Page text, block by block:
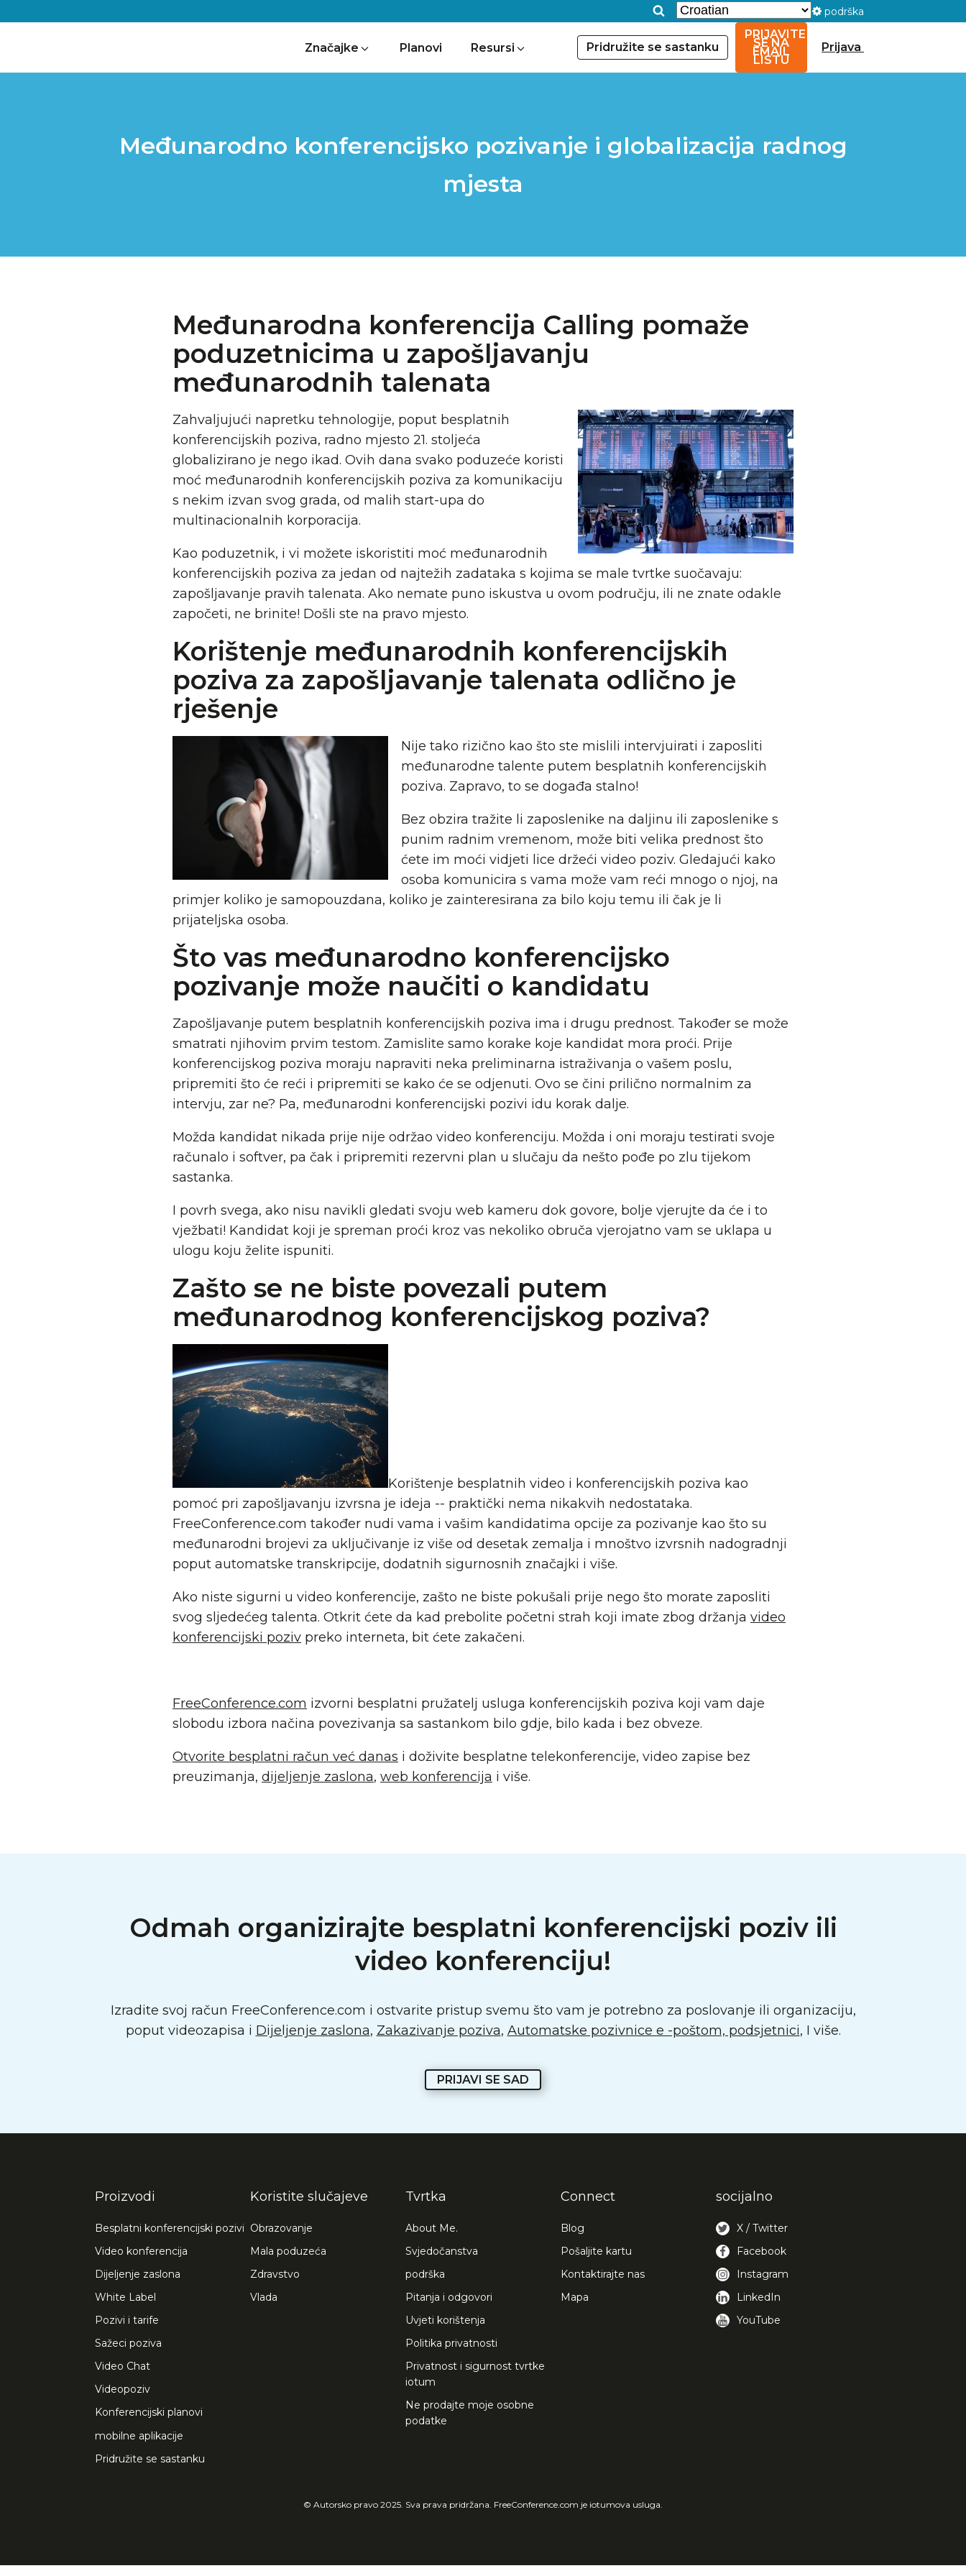
podrška
Značajke Planovi Resursi Pridružite se sastanku
PRIJAVITE
SE NA
EMAIL
LISTU
Prijava
Međunarodno konferencijsko pozivanje i globalizacija radnog
mjesta
Međunarodna konferencija Calling pomaže
poduzetnicima u zapošljavanju
međunarodnih talenata
Zahvaljujući napretku tehnologije, poput besplatnih
konferencijskih poziva, radno mjesto 21. stoljeća
globalizirano je nego ikad. Ovih dana svako poduzeće koristi
moć međunarodnih konferencijskih poziva za komunikaciju
s nekim izvan svog grada, od malih start-upa do
multinacionalnih korporacija.
Kao poduzetnik, i vi možete iskoristiti moć međunarodnih
konferencijskih poziva za jedan od najtežih zadataka s kojima se male tvrtke suočavaju:
zapošljavanje pravih talenata. Ako nemate puno iskustva u ovom području, ili ne znate odakle
započeti, ne brinite! Došli ste na pravo mjesto.
Korištenje međunarodnih konferencijskih
poziva za zapošljavanje talenata odlično je
rješenje
Nije tako rizično kao što ste mislili intervjuirati i zaposliti
međunarodne talente putem besplatnih konferencijskih
poziva. Zapravo, to se događa stalno!
Bez obzira tražite li zaposlenike na daljinu ili zaposlenike s
punim radnim vremenom, može biti velika prednost što
ćete im moći vidjeti lice držeći video poziv. Gledajući kako
osoba komunicira s vama može vam reći mnogo o njoj, na
primjer koliko je samopouzdana, koliko je zainteresirana za bilo koju temu ili čak je li
prijateljska osoba.
Što vas međunarodno konferencijsko
pozivanje može naučiti o kandidatu
Zapošljavanje putem besplatnih konferencijskih poziva ima i drugu prednost. Također se može
smatrati njihovim prvim testom. Zamislite samo korake koje kandidat mora proći. Prije
konferencijskog poziva moraju napraviti neka preliminarna istraživanja o vašem poslu,
pripremiti što će reći i pripremiti se kako će se odjenuti. Ovo se čini prilično normalnim za
intervju, zar ne? Pa, međunarodni konferencijski pozivi idu korak dalje.
Možda kandidat nikada prije nije održao video konferenciju. Možda i oni moraju testirati svoje
računalo i softver, pa čak i pripremiti rezervni plan u slučaju da nešto pođe po zlu tijekom
sastanka.
I povrh svega, ako nisu navikli gledati svoju web kameru dok govore, bolje vjerujte da će i to
vježbati! Kandidat koji je spreman proći kroz vas nekoliko obruča vjerojatno vam se uklapa u
ulogu koju želite ispuniti.
Zašto se ne biste povezali putem
međunarodnog konferencijskog poziva?
Korištenje besplatnih video i konferencijskih poziva kao
pomoć pri zapošljavanju izvrsna je ideja -- praktički nema nikakvih nedostataka.
FreeConference.com također nudi vama i vašim kandidatima opcije za pozivanje kao što su
međunarodni brojevi za uključivanje iz više od desetak zemalja i mnoštvo izvrsnih nadogradnji
poput automatske transkripcije, dodatnih sigurnosnih značajki i više.
Ako niste sigurni u video konferencije, zašto ne biste pokušali prije nego što morate zaposliti
svog sljedećeg talenta. Otkrit ćete da kad prebolite početni strah koji imate zbog držanja video
konferencijski poziv preko interneta, bit ćete zakačeni.
FreeConference.com izvorni besplatni pružatelj usluga konferencijskih poziva koji vam daje
slobodu izbora načina povezivanja sa sastankom bilo gdje, bilo kada i bez obveze.
Otvorite besplatni račun već danas i doživite besplatne telekonferencije, video zapise bez
preuzimanja, dijeljenje zaslona, web konferencija i više.
Odmah organizirajte besplatni konferencijski poziv ili
video konferenciju!
Izradite svoj račun FreeConference.com i ostvarite pristup svemu što vam je potrebno za poslovanje ili organizaciju,
poput videozapisa i Dijeljenje zaslona, Zakazivanje poziva, Automatske pozivnice e -poštom, podsjetnici, I više.
PRIJAVI SE SAD
Proizvodi
Besplatni konferencijski pozivi
Video konferencija
Dijeljenje zaslona
White Label
Pozivi i tarife
Sažeci poziva
Video Chat
Videopoziv
Konferencijski planovi
mobilne aplikacije
Pridružite se sastanku
Koristite slučajeve
Obrazovanje
Mala poduzeća
Zdravstvo
Vlada
Tvrtka
About Me.
Svjedočanstva
podrška
Pitanja i odgovori
Uvjeti korištenja
Politika privatnosti
Privatnost i sigurnost tvrtke
iotum
Ne prodajte moje osobne
podatke
Connect
Blog
Pošaljite kartu
Kontaktirajte nas
Mapa
socijalno
X / Twitter
Facebook
Instagram
LinkedIn
YouTube
© Autorsko pravo 2025. Sva prava pridržana. FreeConference.com je iotumova usluga.